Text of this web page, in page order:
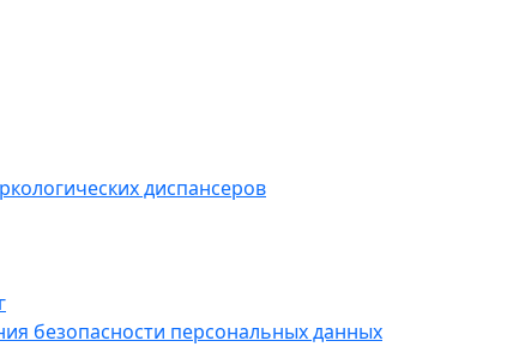
диспансеров
безопасности персональных данных